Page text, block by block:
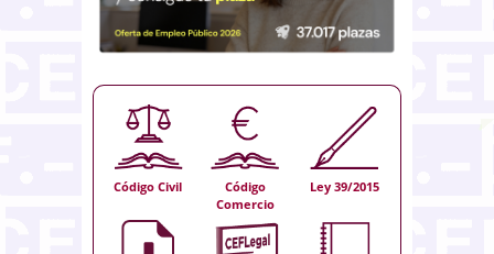
Código Civil
Código
Comercio
Ley 39/2015